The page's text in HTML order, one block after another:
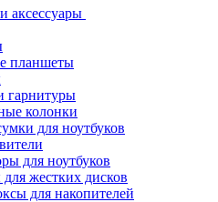
аксессуары
планшеты
гарнитуры
колонки
для ноутбуков
для ноутбуков
жестких дисков
для накопителей